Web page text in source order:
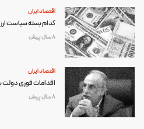
اقتصاد ایران
کدام بسته سیاست
8 سال پیش
اقتصاد ایران
اقدامات فوری دولت
8 سال پیش